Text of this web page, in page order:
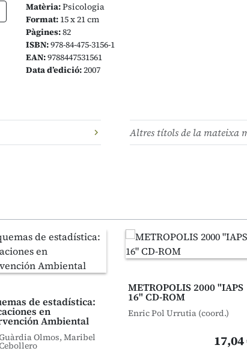
Matèria:Psicologia
Format: 15 x 21 cm
Pàgines:82
ISBN:978-84-475-3156-1
EAN:9788447531561
Data d’edició:2007
Altres títols de la mateixa
de estadística:
en
Ambiental
Olmos, Maribel
METROPOLIS 2000 "IAPS
16" CD-ROM
Enric Pol Urrutia (coord.)
17,04